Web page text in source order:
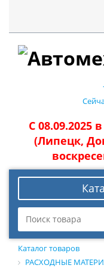
С 08.09.2025
(Липецк,
Каталог товаров
РАСХОДНЫЕ